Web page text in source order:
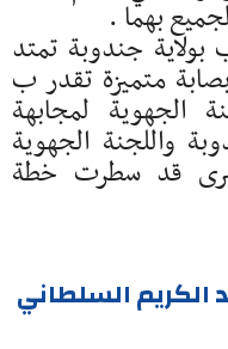
بهما .
جندوبة تمتد
بصابة متميزة تقدر ب
الجهوية لمجابهة
واللجنة الجهوية
قد سطرت خطة
الكريم السلطاني